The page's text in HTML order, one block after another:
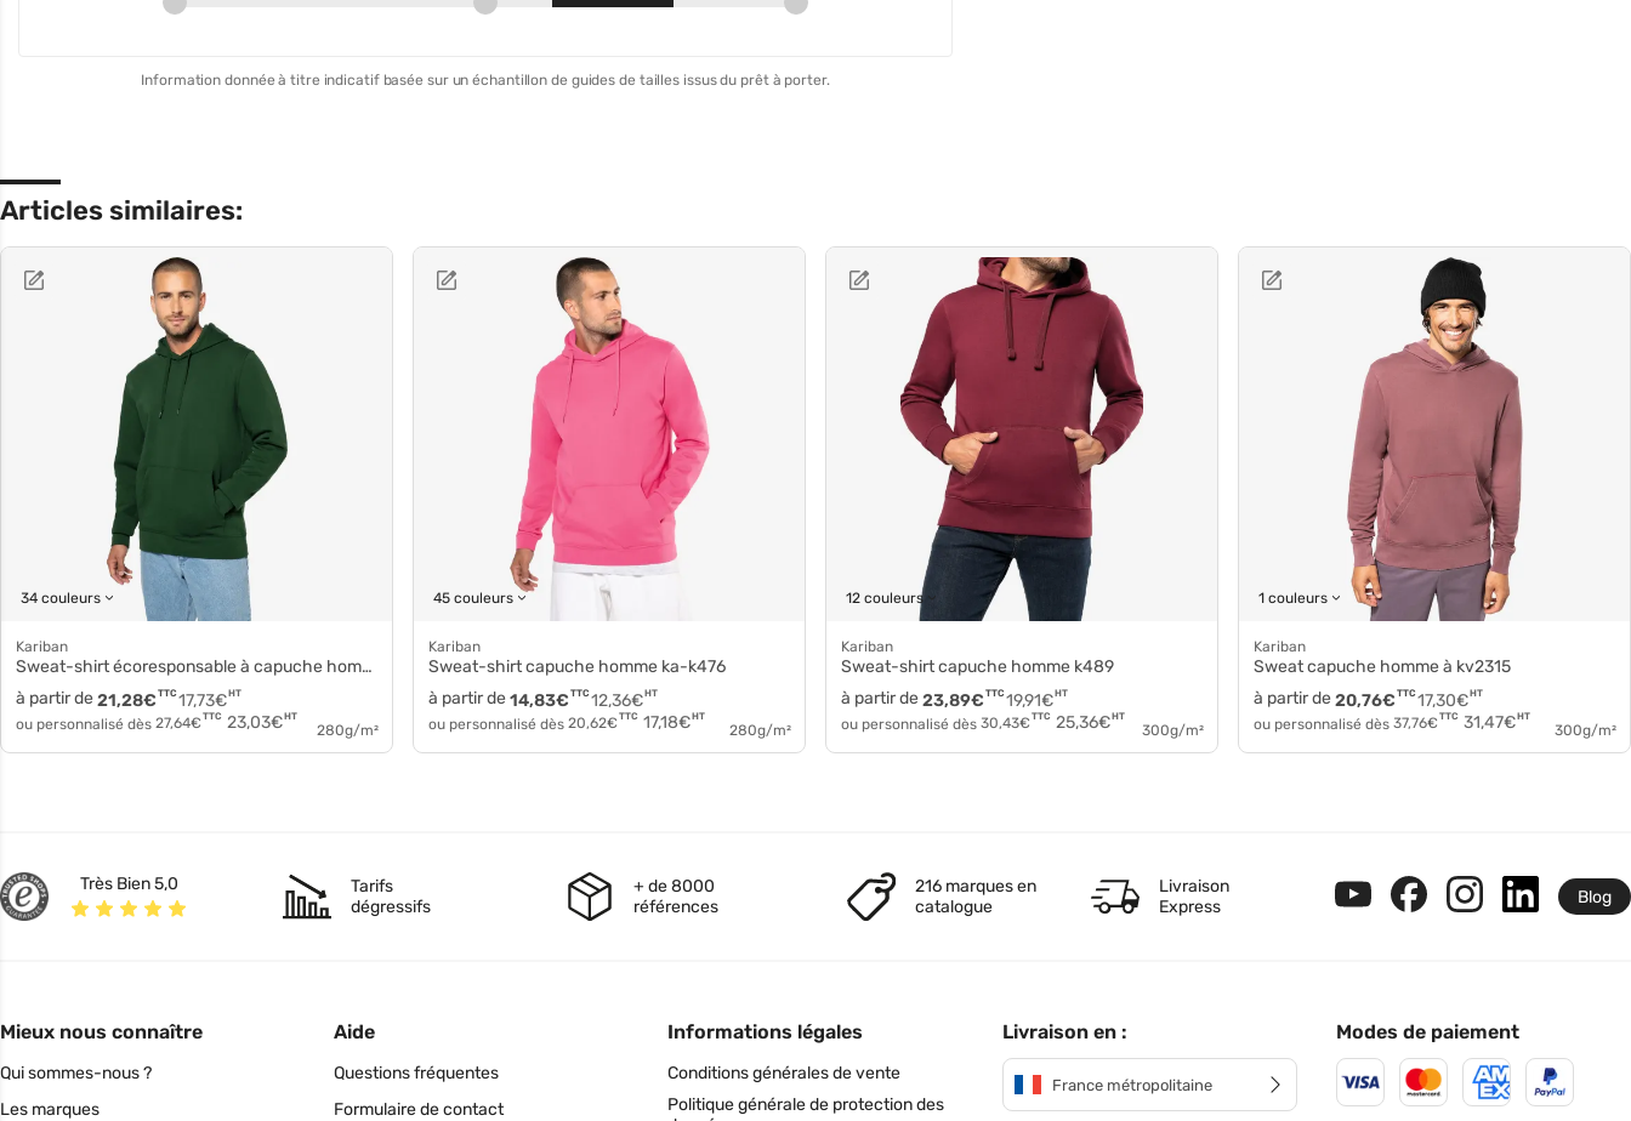
Information donnée à titre indicatif basée sur un échantillon de guides de tailles issus du prêt à porter.
Articles similaires:
34 couleurs
Kariban
Sweat-shirt écoresponsable à capuche homme k4027
à partir de
17,73€HT
21,28€ TTC
ou personnalisé dès 27,64€ TTC 23,03€HT
280g/m²
45 couleurs
Kariban
Sweat-shirt capuche homme ka-k476
à partir de
12,36€HT
14,83€ TTC
ou personnalisé dès 20,62€ TTC 17,18€HT
280g/m²
12 couleurs
Kariban
Sweat-shirt capuche homme k489
à partir de
19,91€HT
23,89€ TTC
ou personnalisé dès 30,43€ TTC 25,36€HT
300g/m²
1 couleurs
Kariban
Sweat capuche homme à kv2315
à partir de
17,30€HT
20,76€ TTC
ou personnalisé dès 37,76€ TTC 31,47€HT
300g/m²
Très Bien 5,0
Tarifs
dégressifs
+ de 8000
références
216 marques en
catalogue
Livraison
Express
Blog
Mieux nous connaître
Qui sommes-nous ?
Les marques
Aide
Questions fréquentes
Formulaire de contact
Informations légales
Conditions générales de vente
Politique générale de protection des
Livraison en :
France métropolitaine
Modes de paiement